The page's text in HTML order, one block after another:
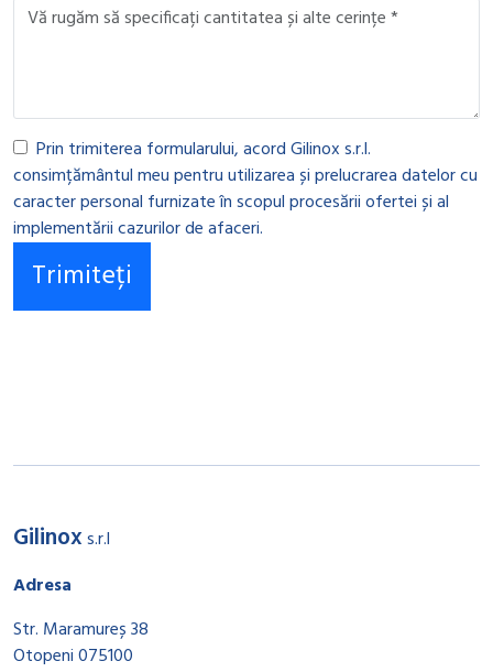
Prin trimiterea formularului, acord Gilinox s.r.l.
consimțământul meu pentru utilizarea și prelucrarea datelor cu
caracter personal furnizate în scopul procesării ofertei și al
implementării cazurilor de afaceri.
Gilinoxs.r.l
Adresa
Str. Maramureș 38
Otopeni 075100